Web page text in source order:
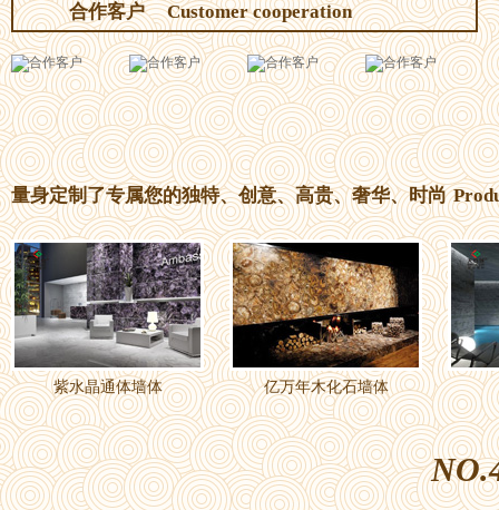
合作客户 Customer cooperation
量身定制了专属您的独特、创意、高贵、奢华、时尚
紫水晶通体墙体 亿万年木化石墙体